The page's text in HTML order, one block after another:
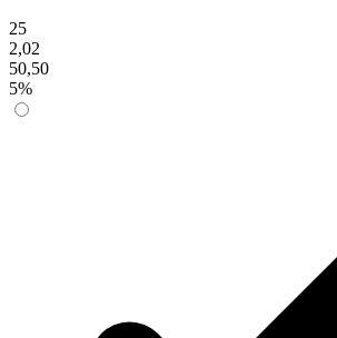
25
2,02
50,50
5%